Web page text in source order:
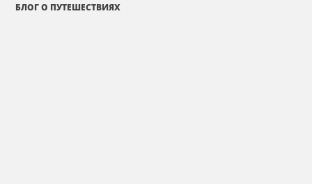
БЛОГ О ПУТЕШЕСТВИЯХ